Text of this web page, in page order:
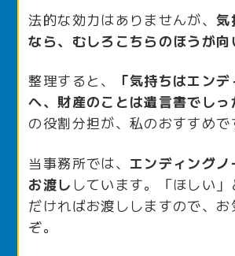
法的な効力はありませんが、気
なら、むしろこちらのほうが向
整理すると、
「気持ちはエン
へ、財産のことは遺言書でしっ
の役割分担が、私のおすすめで
当事務所では、 エンディング
お渡し しています。「ほしい
だければお渡ししますので、お
ぞ。